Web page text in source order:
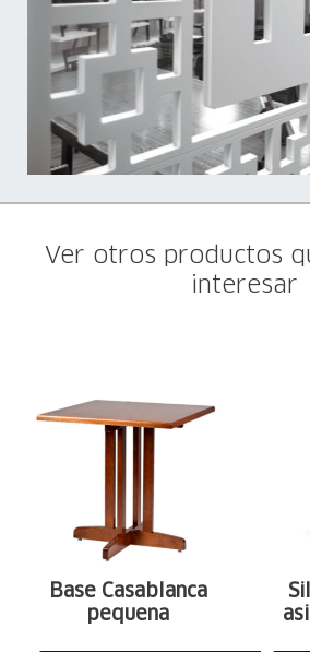
Ver otros productos
interesar
Base Casablanca
pequena